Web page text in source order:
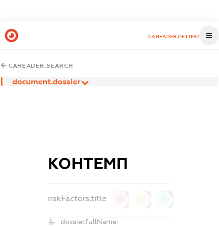
CAHEADER.GETTEST
CAHEADER.SEARCH
document.dossier
КОНТЕМП
riskFactors.title
dossier.fullName: